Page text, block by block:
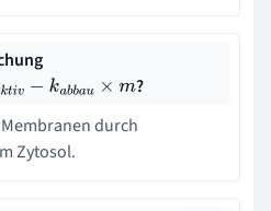
iv− kabbau×m
?
durch
Zytosol.